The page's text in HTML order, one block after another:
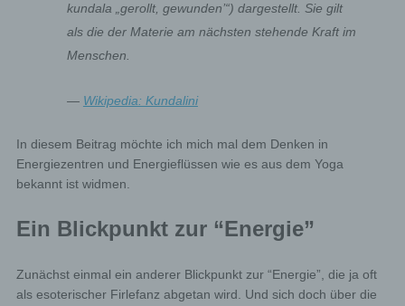
kundala „gerollt, gewunden’“) dargestellt. Sie gilt
als die der Materie am nächsten stehende Kraft im
Menschen.
— Wikipedia: Kundalini
In diesem Beitrag möchte ich mich mal dem Denken in
Energiezentren und Energieflüssen wie es aus dem Yoga
bekannt ist widmen.
Ein Blickpunkt zur “Energie”
Zunächst einmal ein anderer Blickpunkt zur “Energie”, die ja oft
als esoterischer Firlefanz abgetan wird. Und sich doch über die